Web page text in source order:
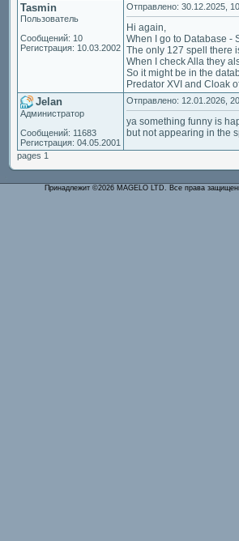
Tasmin
Пользователь
Сообщений: 10
Регистрация: 10.03.2002
Отправлено: 30.12.2025,
Hi again,
When I go to Database -
The only 127 spell there
When I check Alla they
So it might be in the
Predator XVI and Cloak
Jelan
Администратор
Сообщений: 11683
Регистрация: 04.05.2001
Отправлено: 12.01.2026,
ya something funny is
but not appearing in the
pages 1
Принадлежит ©2026 MAGELO LTD. Все права